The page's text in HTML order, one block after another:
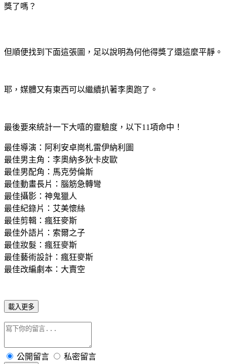
獎了嗎？
但順便找到下面這張圖，足以說明為何他得獎了還這麼平靜。
耶，媒體又有東西可以繼續扒著李奧跑了。
最後要來統計一下大嘻的靈驗度，以下11項命中！
最佳導演：阿利安卓崗札雷伊納利圖
最佳男主角：李奧納多狄卡皮歐
最佳男配角：馬克勞倫斯
最佳動畫長片：腦筋急轉彎
最佳攝影：神鬼獵人
最佳紀錄片：艾美懷絲
最佳剪輯：瘋狂麥斯
最佳外語片：索爾之子
最佳妝髮：瘋狂麥斯
最佳藝術設計：瘋狂麥斯
最佳改編劇本：大賣空
載入更多
公開留言 私密留言